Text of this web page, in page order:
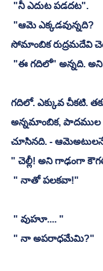
"నీ ఎదుట పడదట".
"ఆమె ఎక్కడవున్నది?
సోమాంబిక రుద్రమదేవి
"ఈ గదిలో" అన్నది.
గదిలో. ఎక్కువ చీకటి.
అన్నమాంబిక, పాదముల
చూసినది. -
" చెల్లీ! అని గాఢంగా
" నాతో పలకవా!"
" వుహూ.... "
" నా అపరాధమేమి?"